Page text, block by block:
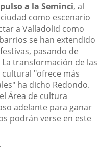
a la Seminci, al
como escenario
a Valladolid como
se han extendido
pasando de
transformación de las
cultural "ofrece más
ha dicho Redondo.
Área de cultura
adelante para ganar
podrán verse en este